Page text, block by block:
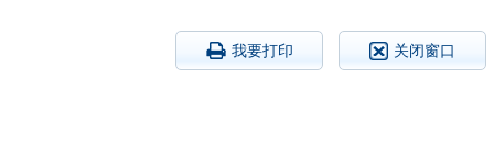
我要打印 关闭窗口